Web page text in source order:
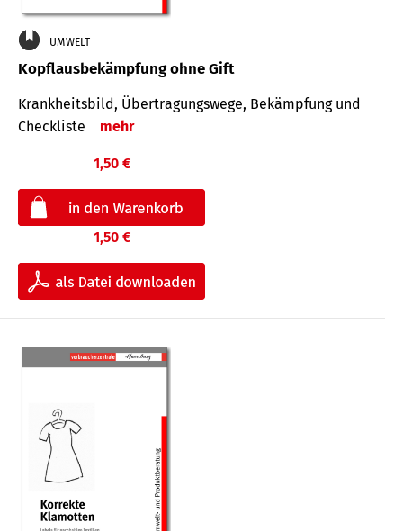
UMWELT
Kopflausbekämpfung ohne Gift
Krankheits­bild, Übertra­gungs­wege, Bekämpfung und
Check­liste
mehr
1,50 €
1,50 €